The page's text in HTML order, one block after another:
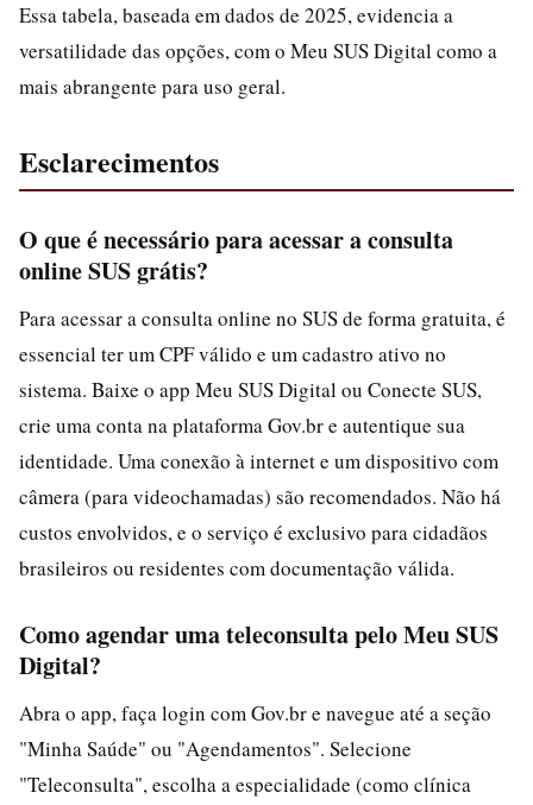
Essa tabela, baseada em dados de 2025, evidencia a
versatilidade das opções, com o Meu SUS Digital como a
mais abrangente para uso geral.
Esclarecimentos
O que é necessário para acessar a consulta
online SUS grátis?
Para acessar a consulta online no SUS de forma gratuita, é
essencial ter um CPF válido e um cadastro ativo no
sistema. Baixe o app Meu SUS Digital ou Conecte SUS,
crie uma conta na plataforma Gov.br e autentique sua
identidade. Uma conexão à internet e um dispositivo com
câmera (para videochamadas) são recomendados. Não há
custos envolvidos, e o serviço é exclusivo para cidadãos
brasileiros ou residentes com documentação válida.
Como agendar uma teleconsulta pelo Meu SUS
Digital?
Abra o app, faça login com Gov.br e navegue até a seção
"Minha Saúde" ou "Agendamentos". Selecione
"Teleconsulta", escolha a especialidade (como clínica